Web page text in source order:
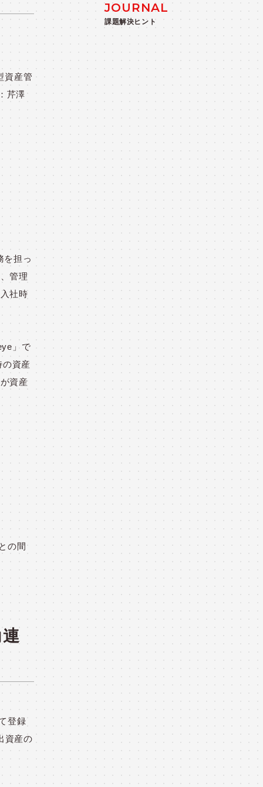
資産管
芹澤
を担っ
管理
社時
」で
資産
資産
の間
登録
資産の
JOURNAL
課題解決ヒント